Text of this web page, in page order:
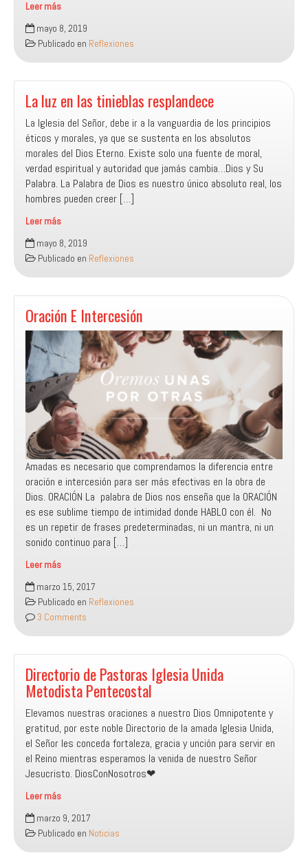
Leer más
¡Un
niño
nos
es
nacido!
mayo 8, 2019
Publicado en Reflexiones
La luz en las tinieblas resplandece
La Iglesia del Señor, debe ir a la vanguardia de los principios
éticos y morales, ya que se sustenta en los absolutos
morales del Dios Eterno. Existe solo una fuente de moral,
verdad espiritual y autoridad que jamás cambia…Dios y Su
Palabra. La Palabra de Dios es nuestro único absoluto real, los
hombres pueden creer […]
Leer más
La
luz
en
las
tinieblas
resplandece
mayo 8, 2019
Publicado en Reflexiones
Oración E Intercesión
Amadas es necesario que comprendamos la diferencia entre
oración e intercesión para ser más efectivas en la obra de
Dios. ORACIÓN La palabra de Dios nos enseña que la ORACIÓN
es ese sublime tiempo de intimidad donde HABLO con él. No
es un repetir de frases predeterminadas, ni un mantra, ni un
sonido continuo para […]
Leer más
Oración
E
Intercesión
marzo 15, 2017
Publicado en Reflexiones
3 Comments
Directorio de Pastoras Iglesia Unida
Metodista Pentecostal
Elevamos nuestras oraciones a nuestro Dios Omnipotente y
gratitud, por este noble Directorio de la amada Iglesia Unida,
el Señor les conceda fortaleza, gracia y unción para servir en
el Reino mientras esperamos la venida de nuestro Señor
Jesucristo. DiosConNosotros❤
Leer más
Directorio
de
Pastoras
Iglesia
marzo 9, 2017
Publicado en Noticias